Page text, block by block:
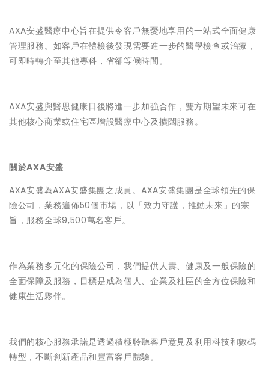
AXA安盛醫療中心旨在提供令客戶無憂地享用的一站式全面健康
管理服務。如客戶在體檢後發現需要進一步的醫學檢查或治療，
可即時轉介至其他專科，省卻等候時間。
AXA安盛與醫思健康日後將進一步加強合作，雙方期望未來可在
其他核心商業或住宅區增設醫療中心及擴闊服務。
關於AXA安盛
AXA安盛為AXA安盛集團之成員。AXA安盛集團是全球領先的保
險公司，業務遍佈50個市場，以「致力守護，推動未來」的宗
旨，服務全球9,500萬名客戶。
作為業務多元化的保險公司，我們提供人壽、健康及一般保險的
全面保障及服務，目標是成為個人、企業及社區的全方位保險和
健康生活夥伴。
我們的核心服務承諾是透過積極聆聽客戶意見及利用科技和數碼
轉型，不斷創新產品和豐富客戶體驗。